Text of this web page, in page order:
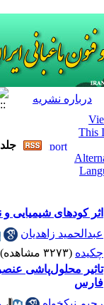
جلد ۲۲، شماره ۱ - ( بهار ۱۴۰۰ )
اثر کودهای شیمیایی
عبدالحمید زاهدیان
چکیده (۳۲۷۳ مشاهده)
تاثیر محلول‌پاشی
فارس